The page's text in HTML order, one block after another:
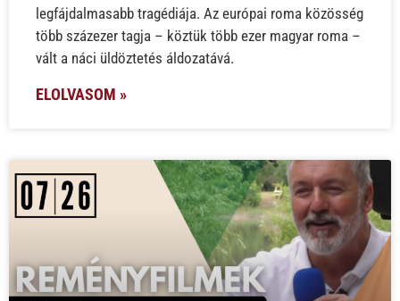
legfájdalmasabb tragédiája. Az európai roma közösség
több százezer tagja – köztük több ezer magyar roma –
vált a náci üldöztetés áldozatává.
ELOLVASOM »